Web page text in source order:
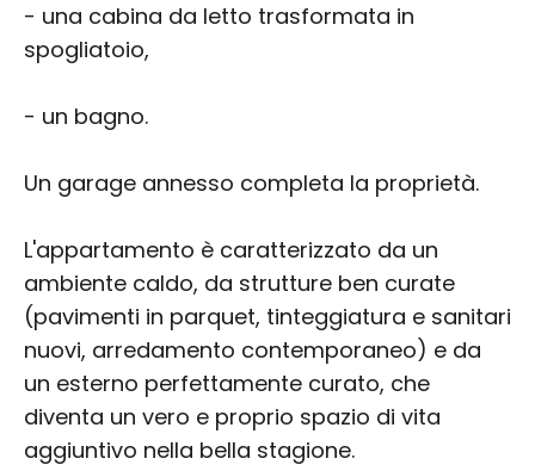
- una cabina da letto trasformata in
spogliatoio,
- un bagno.
Un garage annesso completa la proprietà.
L'appartamento è caratterizzato da un
ambiente caldo, da strutture ben curate
(pavimenti in parquet, tinteggiatura e sanitari
nuovi, arredamento contemporaneo) e da
un esterno perfettamente curato, che
diventa un vero e proprio spazio di vita
aggiuntivo nella bella stagione.